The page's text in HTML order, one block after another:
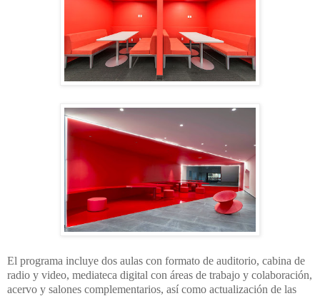
El programa incluye dos aulas con formato de auditorio, cabina de
radio y video, mediateca digital con áreas de trabajo y colaboración,
acervo y salones complementarios, así como actualización de las